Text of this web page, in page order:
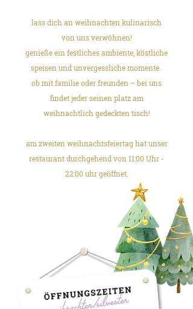
lass dich an weihnachten kulinarisch
von uns verwöhnen!
genieße ein festliches ambiente, köstliche
speisen und unvergessliche momente.
ob mit familie oder freunden – bei uns
findet jeder seinen platz am
weihnachtlich gedeckten tisch!
am zweiten weihnachtsfeiertag hat unser
restaurant durchgehend von 11:00 Uhr -
22:00 uhr geöffnet.